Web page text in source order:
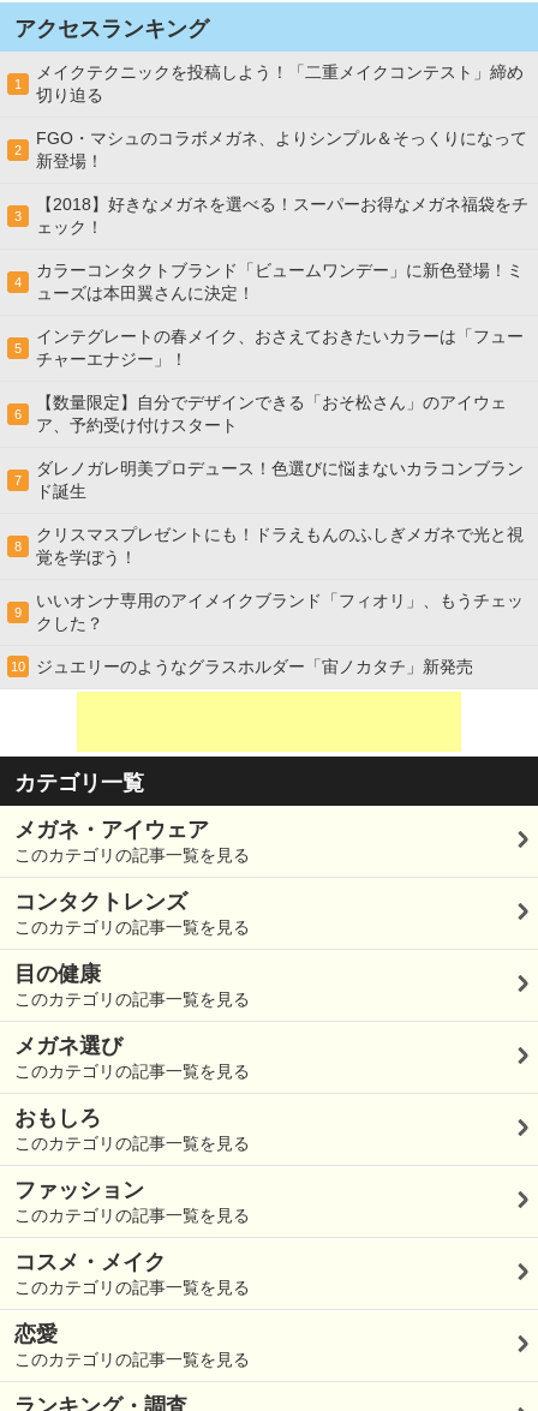
アクセスランキング
1
メイクテクニックを投稿しよう！「二重メイクコンテスト」締め
切り迫る
2
FGO・マシュのコラボメガネ、よりシンプル＆そっくりになって
新登場！
3
【2018】好きなメガネを選べる！スーパーお得なメガネ福袋をチ
ェック！
4
カラーコンタクトブランド「ビュームワンデー」に新色登場！ミ
ューズは本田翼さんに決定！
5
インテグレートの春メイク、おさえておきたいカラーは「フュー
チャーエナジー」！
6
【数量限定】自分でデザインできる「おそ松さん」のアイウェ
ア、予約受け付けスタート
7
ダレノガレ明美プロデュース！色選びに悩まないカラコンブラン
ド誕生
8
クリスマスプレゼントにも！ドラえもんのふしぎメガネで光と視
覚を学ぼう！
9
いいオンナ専用のアイメイクブランド「フィオリ」、もうチェッ
クした？
10 ジュエリーのようなグラスホルダー「宙ノカタチ」新発売
カテゴリ一覧
メガネ・アイウェア
このカテゴリの記事一覧を見る
コンタクトレンズ
このカテゴリの記事一覧を見る
目の健康
このカテゴリの記事一覧を見る
メガネ選び
このカテゴリの記事一覧を見る
おもしろ
このカテゴリの記事一覧を見る
ファッション
このカテゴリの記事一覧を見る
コスメ・メイク
このカテゴリの記事一覧を見る
恋愛
このカテゴリの記事一覧を見る